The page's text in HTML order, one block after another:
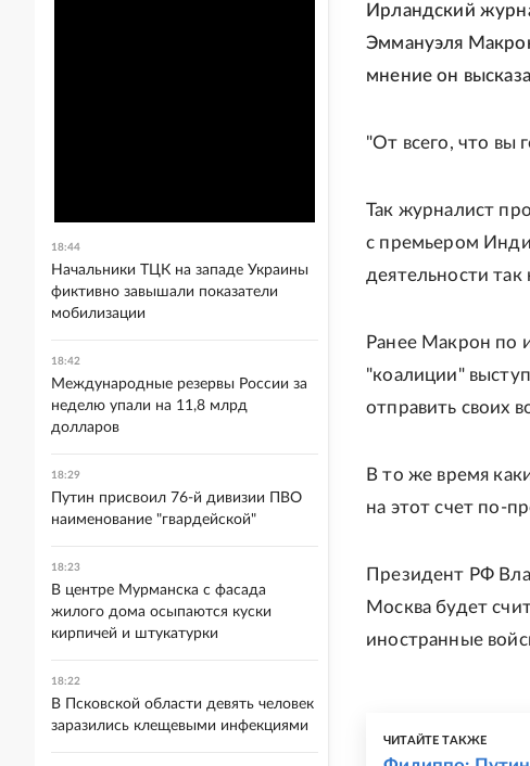
Ирландский
Эммануэля
мнение он
"От всего, что вы
Так журналист
с премьером
деятельности
Ранее Макрон по
"коалиции"
отправить своих
В то же время
на этот счет по-
Президент РФ
Москва будет
иностранные
ЧИТАЙТЕ ТАКЖЕ
18:44
Начальники ТЦК на западе Украины
фиктивно завышали показатели
мобилизации
18:42
Международные резервы России за
неделю упали на 11,8 млрд
долларов
18:29
Путин присвоил 76-й дивизии ПВО
наименование "гвардейской"
18:23
В центре Мурманска с фасада
жилого дома осыпаются куски
кирпичей и штукатурки
18:22
В Псковской области девять человек
заразились клещевыми инфекциями